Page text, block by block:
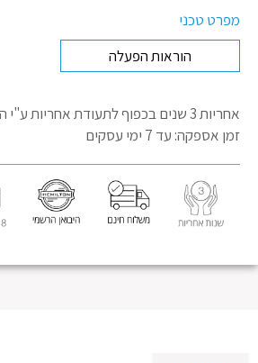
מפרט טכני
הוראות הפעלה
אחריות 3 שנים בכפוף לתעודת אחריות
ע"י
זמן אספקה: עד 7 ימי עסקים